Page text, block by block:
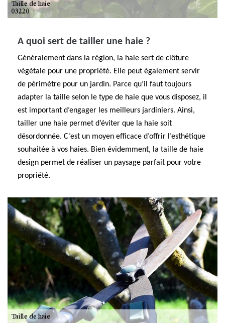
A quoi sert de tailler une haie ?
Généralement dans la région, la haie sert de clôture
végétale pour une propriété. Elle peut également servir
de périmètre pour un jardin. Parce qu’il faut toujours
adapter la taille selon le type de haie que vous disposez, il
est important d’engager les meilleurs jardiniers. Ainsi,
tailler une haie permet d’éviter que la haie soit
désordonnée. C’est un moyen efficace d’offrir l’esthétique
souhaitée à vos haies. Bien évidemment, la taille de haie
design permet de réaliser un paysage parfait pour votre
propriété.